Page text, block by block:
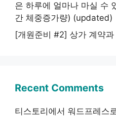
은 하루에 얼마나 마실 수
간 체중증가량) (updated)
[개원준비 #2] 상가 계약과
Recent Comments
티스토리에서 워드프레스